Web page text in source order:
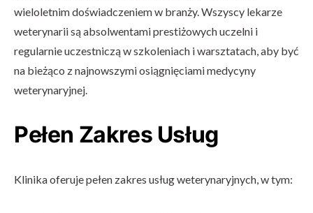
wieloletnim doświadczeniem w branży. Wszyscy lekarze
weterynarii są absolwentami prestiżowych uczelni i
regularnie uczestniczą w szkoleniach i warsztatach, aby być
na bieżąco z najnowszymi osiągnięciami medycyny
weterynaryjnej.
Pełen Zakres Usług
Klinika oferuje pełen zakres usług weterynaryjnych, w tym: